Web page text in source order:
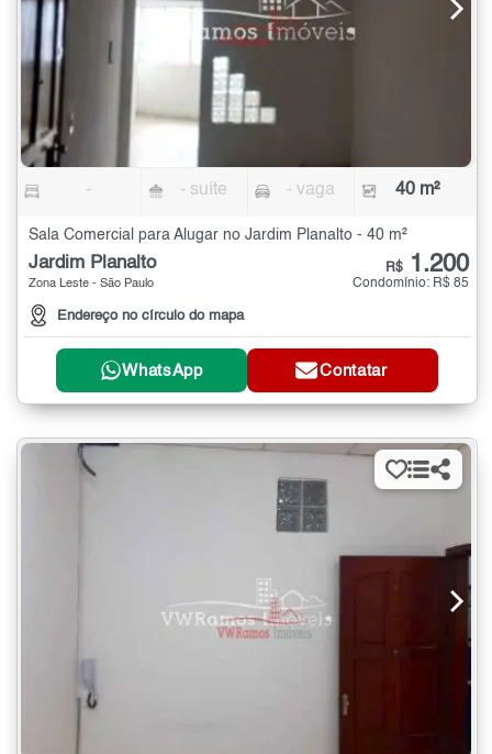
- - suíte - vaga 40 m²
Sala Comercial para Alugar no Jardim Planalto - 40 m²
Jardim Planalto
Zona Leste - São Paulo
Endereço no círculo do mapa
R$ 1.200
Condomínio: R$ 85
WhatsApp Contatar